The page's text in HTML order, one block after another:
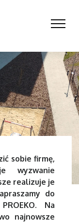
sobie firmę,
wyzwanie
realizuje je
do
Na
najnowsze